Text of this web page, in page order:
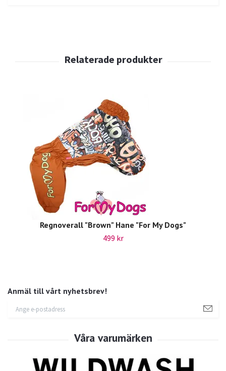
Anmäl till vårt nyhetsbrev!
Regnoverall "Brown" Hane "For My Dogs"
499 kr